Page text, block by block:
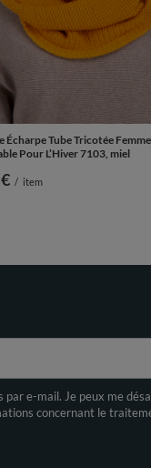
Écharpe Tube Tricotée
Pour L’Hiver 7103, miel
/ item
e-mail. Je peux me
concernant le